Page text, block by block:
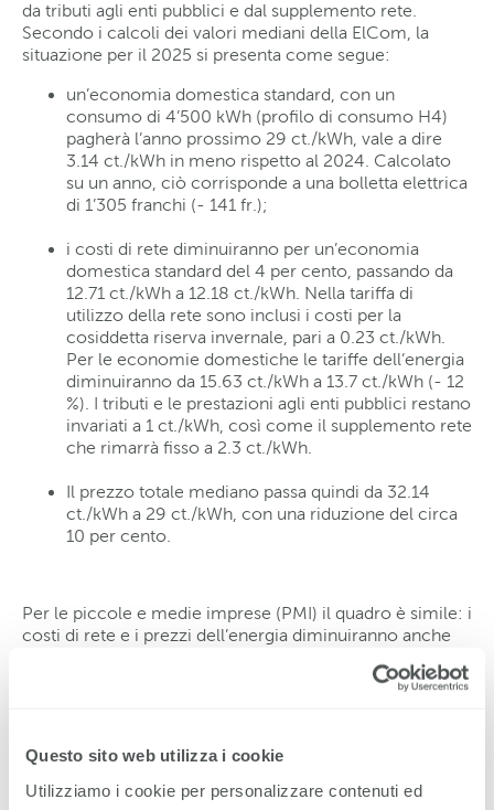
Questo sito web utilizza i cookie
Utilizziamo i cookie per personalizzare contenuti ed
da tributi agli enti pubblici e dal supplemento rete.
Secondo i calcoli dei valori mediani della ElCom, la
situazione per il 2025 si presenta come segue:
un’economia domestica standard, con un
consumo di 4’500 kWh (profilo di consumo H4)
pagherà l’anno prossimo 29 ct./kWh, vale a dire
3.14 ct./kWh in meno rispetto al 2024. Calcolato
su un anno, ciò corrisponde a una bolletta elettrica
di 1’305 franchi (- 141 fr.);
i costi di rete diminuiranno per un’economia
domestica standard del 4 per cento, passando da
12.71 ct./kWh a 12.18 ct./kWh. Nella tariffa di
utilizzo della rete sono inclusi i costi per la
cosiddetta riserva invernale, pari a 0.23 ct./kWh.
Per le economie domestiche le tariffe dell’energia
diminuiranno da 15.63 ct./kWh a 13.7 ct./kWh (- 12
%). I tributi e le prestazioni agli enti pubblici restano
invariati a 1 ct./kWh, così come il supplemento rete
che rimarrà fisso a 2.3 ct./kWh.
Il prezzo totale mediano passa quindi da 32.14
ct./kWh a 29 ct./kWh, con una riduzione del circa
10 per cento.
Per le piccole e medie imprese (PMI) il quadro è simile: i
costi di rete e i prezzi dell’energia diminuiranno anche
principalmente a grandi differenze nelle modalità di
propria, strategia di acquisto).